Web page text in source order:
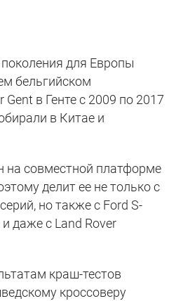
для Европы
бельгийском
в Генте с 2009 по 2017
в Китае и
на совместной платформе
делит ее не только с
но также с Ford S-
даже с Land Rover
краш-тестов
кроссоверу